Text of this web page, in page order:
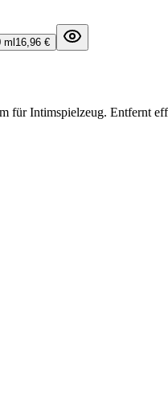
16,96 €
für Intimspielzeug. Entfernt